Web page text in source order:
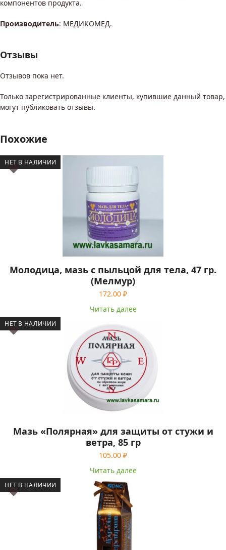
компонентов продукта.
Производитель: МЕДИКОМЕД.
Отзывы
Отзывов пока нет.
Только зарегистрированные клиенты, купившие данный товар,
могут публиковать отзывы.
Похожие
НЕТ В НАЛИЧИИ
Молодица, мазь с пыльцой для тела, 47 гр.
(Мелмур)
172.00 ₽
Читать далее
НЕТ В НАЛИЧИИ
Мазь «Полярная» для защиты от стужи и
ветра, 85 гр
105.00 ₽
Читать далее
НЕТ В НАЛИЧИИ